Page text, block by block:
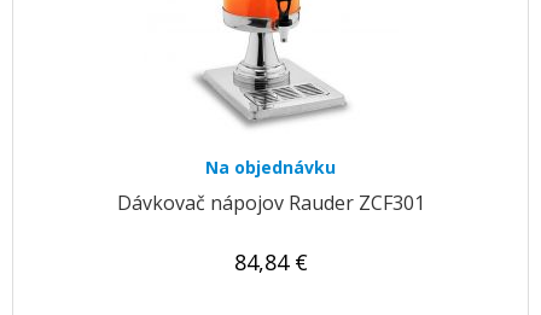
Na objednávku
Dávkovač nápojov Rauder ZCF301
84,84 €